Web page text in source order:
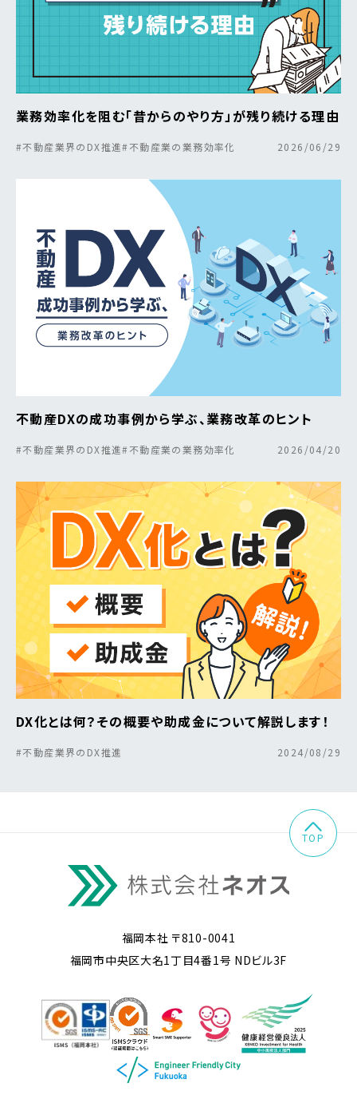
業務効率化を阻む「昔からのやり方」が残り続ける理由
#不動産業界のDX推進#不動産業の業務効率化 2026/06/29
不動産DXの成功事例から学ぶ、業務改革のヒント
#不動産業界のDX推進#不動産業の業務効率化 2026/04/20
DX化とは何？その概要や助成金について解説します！
#不動産業界のDX推進 2024/08/29
福岡本社 〒810-0041
福岡市中央区大名1丁目4番1号 NDビル3F
TOP